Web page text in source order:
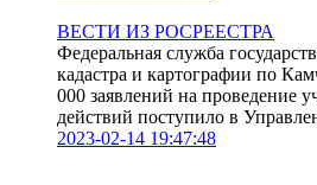
ВЕСТИ ИЗ РОСРЕЕСТРА
Федеральная служба
кадастра и картографии по
000 заявлений на проведение
действий поступило в
2023-02-14 19:47:48